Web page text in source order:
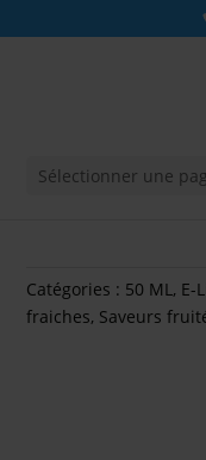
Sélectionner une
Catégories : 50 ML, E-
fraiches, Saveurs